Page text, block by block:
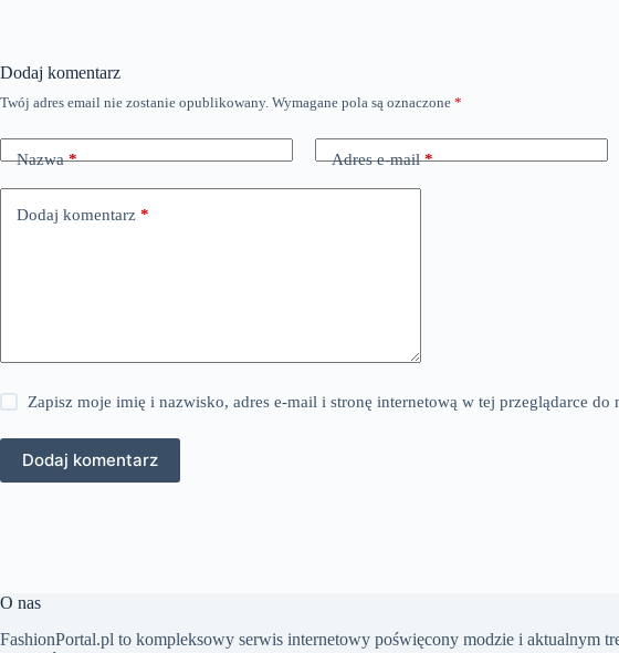
Dodaj komentarz
Twój adres email nie zostanie opublikowany. Wymagane pola są oznaczone *
Nazwa* Adres e-mail*
Dodaj komentarz *
Zapisz moje imię i nazwisko, adres e-mail i stronę internetową w tej przeglądarce do
Dodaj komentarz
O nas
FashionPortal.pl to kompleksowy serwis internetowy poświęcony modzie i aktualnym